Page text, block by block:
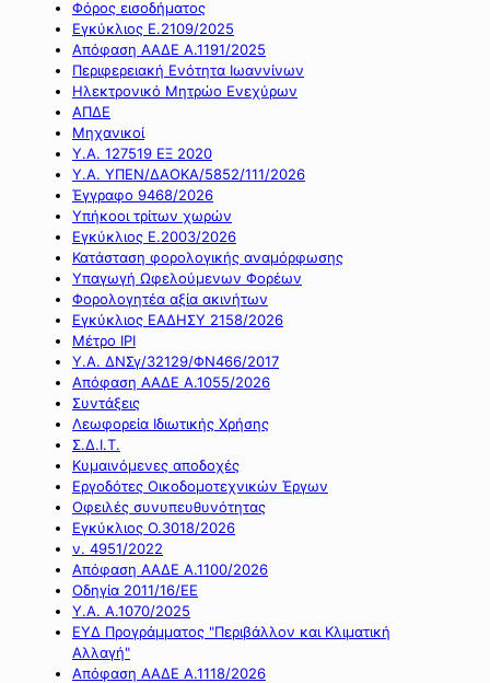
Φόρος εισοδήματος
Εγκύκλιος Ε.2109/2025
Απόφαση ΑΑΔΕ Α.1191/2025
Περιφερειακή Ενότητα Ιωαννίνων
Ηλεκτρονικό Μητρώο Ενεχύρων
ΑΠΔΕ
Μηχανικοί
Υ.Α. 127519 ΕΞ 2020
Υ.Α. ΥΠΕΝ/ΔΑΟΚΑ/5852/111/2026
Έγγραφο 9468/2026
Υπήκοοι τρίτων χωρών
Εγκύκλιος Ε.2003/2026
Κατάσταση φορολογικής αναμόρφωσης
Υπαγωγή Ωφελούμενων Φορέων
Φορολογητέα αξία ακινήτων
Εγκύκλιος ΕΑΔΗΣΥ 2158/2026
Μέτρο IPI
Υ.Α. ΔΝΣγ/32129/ΦΝ466/2017
Απόφαση ΑΑΔΕ Α.1055/2026
Συντάξεις
Λεωφορεία Ιδιωτικής Χρήσης
Σ.Δ.Ι.Τ.
Κυμαινόμενες αποδοχές
Εργοδότες Οικοδομοτεχνικών Έργων
Οφειλές συνυπευθυνότητας
Εγκύκλιος Ο.3018/2026
ν. 4951/2022
Απόφαση ΑΑΔΕ Α.1100/2026
Οδηγία 2011/16/ΕΕ
Υ.Α. Α.1070/2025
ΕΥΔ Προγράμματος "Περιβάλλον και Κλιματική
Αλλαγή"
Απόφαση ΑΑΔΕ Α.1118/2026